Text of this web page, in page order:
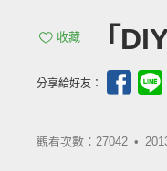
收藏 「
分享給好友：
觀看次數：27042 •